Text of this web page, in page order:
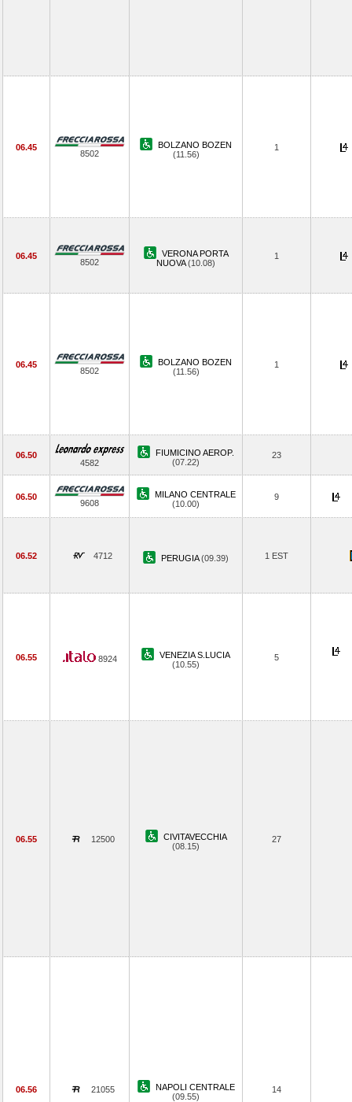
06.45
8502
BOLZANO BOZEN
(11.56)
1
06.45
8502
VERONA PORTA
NUOVA(10.08)
1
06.45
8502
BOLZANO BOZEN
(11.56)
1
06.50
4582
FIUMICINO AEROP.
(07.22)
23
06.50
9608
MILANO CENTRALE
(10.00)
9
06.52 4712 PERUGIA(09.39) 1 EST
06.55 8924
VENEZIA S.LUCIA
(10.55)
5
06.55 12500
CIVITAVECCHIA
(08.15)
27
06.56 21055
NAPOLI CENTRALE
(09.55)
14